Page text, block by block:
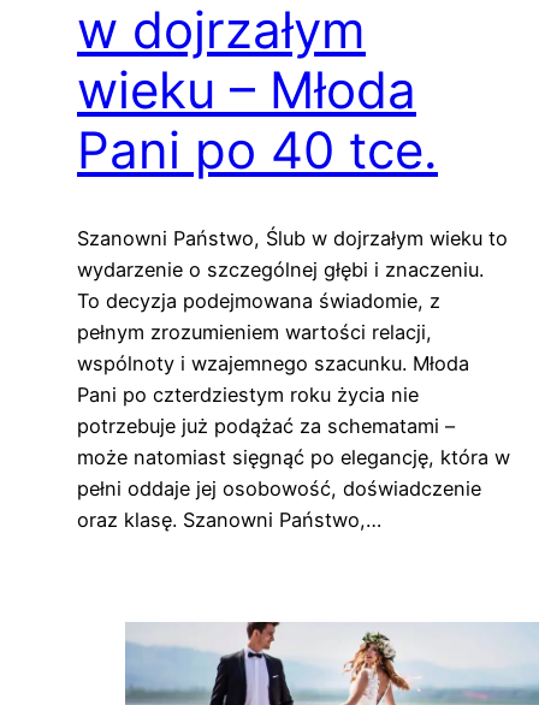
w dojrzałym
wieku – Młoda
Pani po 40 tce.
Szanowni Państwo, Ślub w dojrzałym wieku to
wydarzenie o szczególnej głębi i znaczeniu.
To decyzja podejmowana świadomie, z
pełnym zrozumieniem wartości relacji,
wspólnoty i wzajemnego szacunku. Młoda
Pani po czterdziestym roku życia nie
potrzebuje już podążać za schematami –
może natomiast sięgnąć po elegancję, która w
pełni oddaje jej osobowość, doświadczenie
oraz klasę. Szanowni Państwo,…